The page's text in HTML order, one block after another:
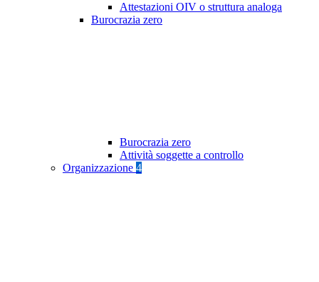
Attestazioni OIV o struttura analoga
Burocrazia zero
Burocrazia zero
Attività soggette a controllo
Organizzazione 4